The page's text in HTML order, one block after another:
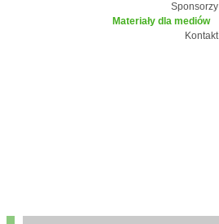
Sponsorzy
Materiały dla mediów
Kontakt